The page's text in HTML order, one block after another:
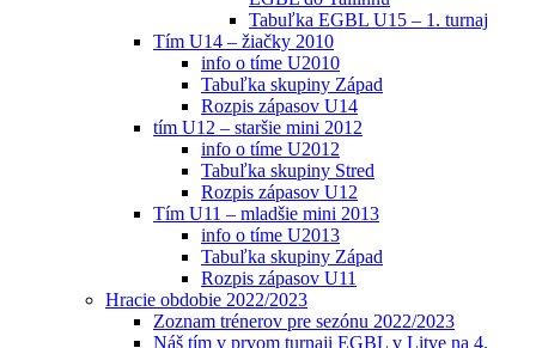
Tabuľka EGBL U15 – 1. turnaj
Tím U14 – žiačky 2010
info o tíme U2010
Tabuľka skupiny Západ
Rozpis zápasov U14
tím U12 – staršie mini 2012
info o tíme U2012
Tabuľka skupiny Stred
Rozpis zápasov U12
Tím U11 – mladšie mini 2013
info o tíme U2013
Tabuľka skupiny Západ
Rozpis zápasov U11
Hracie obdobie 2022/2023
Zoznam trénerov pre sezónu 2022/2023
Náš tím v prvom turnaji EGBL v Litve na 4.